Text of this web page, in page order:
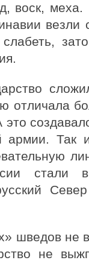
воск,
везли
отличала
армии.
стали
Север
шведов не
не